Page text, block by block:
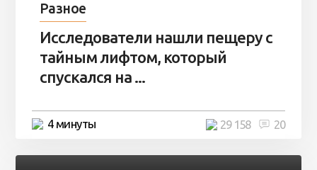
Разное
Исследователи нашли пещеру с
тайным лифтом, который
спускался на ...
4 минуты 20
29 158